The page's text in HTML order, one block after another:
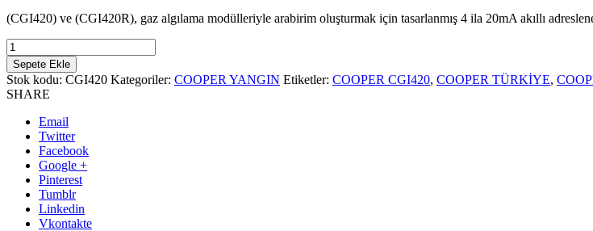
(CGI420) ve (CGI420R), gaz algılama modülleriyle arabirim oluşturmak için tasarlanmış 4 ila 20mA akıllı
Sepete Ekle
Stok kodu: CGI420 Kategoriler: COOPER YANGIN Etiketler: COOPER CGI420, COOPER TÜRKİYE,
SHARE
Email
Twitter
Facebook
Google +
Pinterest
Tumblr
Linkedin
Vkontakte